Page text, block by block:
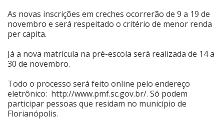
Cinema
Agenda Cultural
Anuncie
Fale Conosco
As novas inscrições em creches ocorrerão de 9 a 19 de
novembro e será respeitado o critério de menor renda
per capita.
Já a nova matrícula na pré-escola será realizada de 14 a
30 de novembro.
Todo o processo será feito online pelo endereço
eletrônico: http://www.pmf.sc.gov.br/. Só podem
participar pessoas que residam no município de
Florianópolis.